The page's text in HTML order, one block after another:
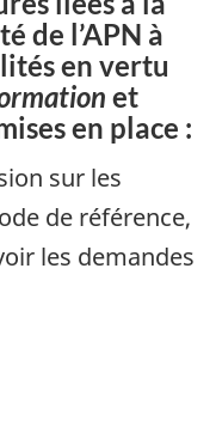
de l’APN à
en vertu
et
en place :
sur les
de référence,
les demandes